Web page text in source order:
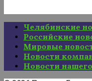
Челябинские
Российские
Мировые
Новости
Новости